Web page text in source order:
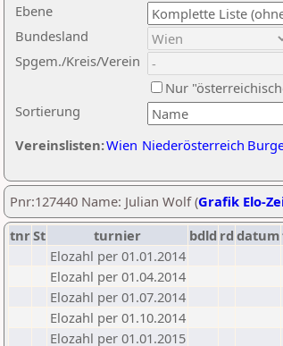
Ebene
Sortierung
Bundesland
Spgem./Kreis/Verein
Nur
Vereinslisten:Wien Niederösterreich
Pnr:127440 Name: Julian Wolf (Grafik Elo-
tnrSt turnier bdld rd datum
Elozahl per 01.01.2014
Elozahl per 01.04.2014
Elozahl per 01.07.2014
Elozahl per 01.10.2014
Elozahl per 01.01.2015